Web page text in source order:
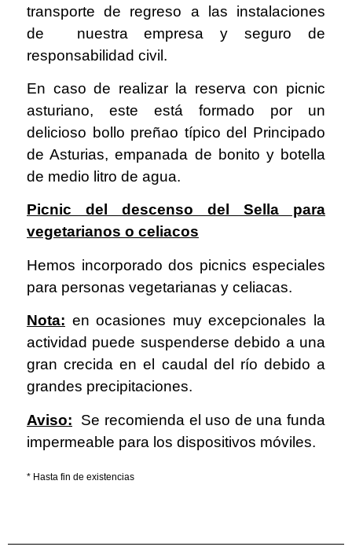
transporte de regreso a las instalaciones
de nuestra empresa y seguro de
responsabilidad civil.
En caso de realizar la reserva con picnic
asturiano, este está formado por un
delicioso bollo preñao típico del Principado
de Asturias, empanada de bonito y botella
de medio litro de agua.
Picnic del descenso del Sella para
vegetarianos o celiacos
Hemos incorporado dos picnics especiales
para personas vegetarianas y celiacas.
Nota: en ocasiones muy excepcionales la
actividad puede suspenderse debido a una
gran crecida en el caudal del río debido a
grandes precipitaciones.
Aviso: Se recomienda el uso de una funda
impermeable para los dispositivos móviles.
* Hasta fin de existencias